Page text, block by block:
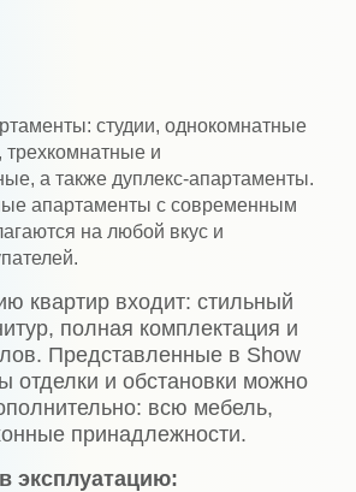
студии, однокомнатные
трехкомнатные и
а также дуплекс-апартаменты.
апартаменты с современным
на любой вкус и
квартир входит: стильный
полная комплектация и
Представленные в Show
отделки и обстановки можно
всю мебель,
принадлежности.
эксплуатацию: